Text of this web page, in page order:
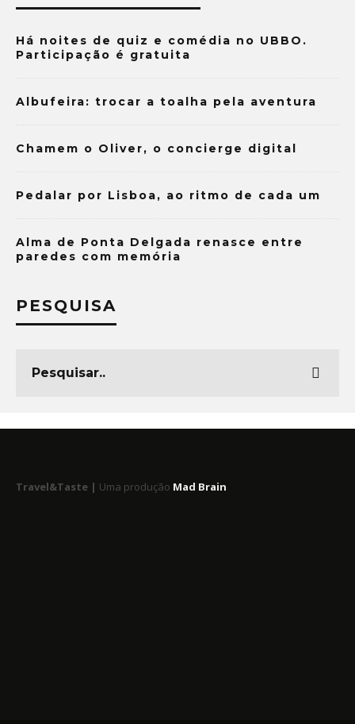
Há noites de quiz e comédia no UBBO.
Participação é gratuita
Albufeira: trocar a toalha pela aventura
Chamem o Oliver, o concierge digital
Pedalar por Lisboa, ao ritmo de cada um
Alma de Ponta Delgada renasce entre
paredes com memória
PESQUISA
Travel&Taste | Uma produção Mad Brain